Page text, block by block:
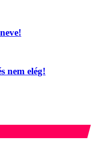
nem elég!